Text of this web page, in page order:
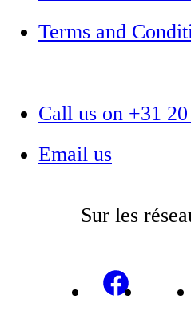
Terms and
Call us on +31
Email us
Sur les